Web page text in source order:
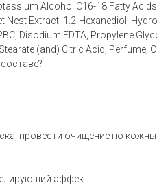
Alcohol C16-18 Fatty
Nest Extract, 1.2-Hexanediol,
Disodium EDTA, Propylene
(and) Citric Acid, Perfume,
провести очищение по
эффект